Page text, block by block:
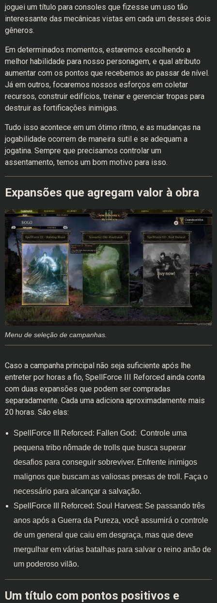
joguei um título para consoles que fizesse um uso tão
interessante das mecânicas vistas em cada um desses dois
gêneros.
Em determinados momentos, estaremos escolhendo a
melhor habilidade para nosso personagem, e qual atributo
aumentar com os pontos que recebemos ao passar de nível.
Já em outros, focaremos nossos esforços em coletar
recursos, construir edifícios, treinar e gerenciar tropas para
destruir as fortificações inimigas.
Tudo isso acontece em um ótimo ritmo, e as mudanças na
jogabilidade ocorrem de maneira sutil e se adequam a
jogatina. Sempre que precisamos controlar um
assentamento, temos um bom motivo para isso.
Expansões que agregam valor à obra
Menu de seleção de campanhas.
Caso a campanha principal não seja suficiente após lhe
entreter por horas a fio, SpellForce III Reforced ainda conta
com duas expansões que podem ser compradas
separadamente. Cada uma adiciona aproximadamente mais
20 horas. São elas:
SpellForce III Reforced: Fallen God: Controle uma
pequena tribo nômade de trolls que busca superar
desafios para conseguir sobreviver. Enfrente inimigos
malignos que buscam as valiosas presas de troll. Faça o
necessário para alcançar a salvação.
SpellForce III Reforced: Soul Harvest: Se passando três
anos após a Guerra da Pureza, você assumirá o controle
de um general que caiu em desgraça, mas que deve
mergulhar em várias batalhas para salvar o reino anão de
um poderoso vilão.
Um título com pontos positivos e